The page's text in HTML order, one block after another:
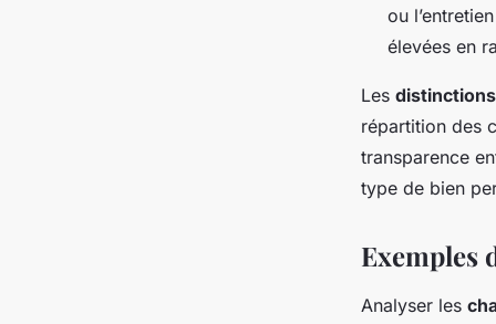
ou
élevées en
Les
répartition des
transparence
type de bien
Exemples
Analyser les